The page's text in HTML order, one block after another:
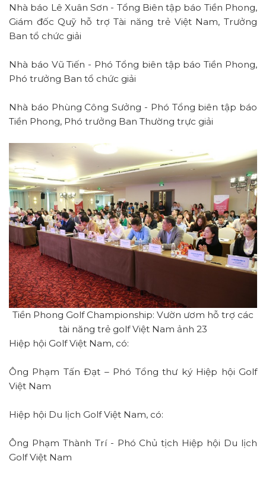
Nhà báo Lê Xuân Sơn - Tổng Biên tập báo Tiền Phong,
Giám đốc Quỹ hỗ trợ Tài năng trẻ Việt Nam, Trưởng
Ban tổ chức giải
Nhà báo Vũ Tiến - Phó Tổng biên tập báo Tiền Phong,
Phó trưởng Ban tổ chức giải
Nhà báo Phùng Công Sưởng - Phó Tổng biên tập báo
Tiền Phong, Phó trưởng Ban Thường trực giải
Tiền Phong Golf Championship: Vườn ươm hỗ trợ các
tài năng trẻ golf Việt Nam ảnh 23
Hiệp hội Golf Việt Nam, có:
Ông Phạm Tấn Đạt – Phó Tổng thư ký Hiệp hội Golf
Việt Nam
Hiệp hội Du lịch Golf Việt Nam, có:
Ông Phạm Thành Trí - Phó Chủ tịch Hiệp hội Du lịch
Golf Việt Nam